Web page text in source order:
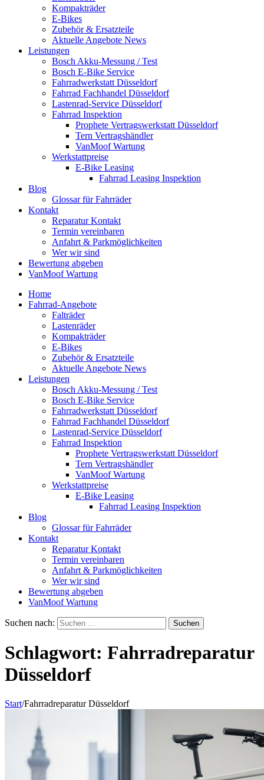
Kompakträder
E-Bikes
Zubehör & Ersatzteile
Aktuelle Angebote News
Leistungen
Bosch Akku-Messung / Test
Bosch E-Bike Service
Fahrradwerkstatt Düsseldorf
Fahrrad Fachhandel Düsseldorf
Lastenrad-Service Düsseldorf
Fahrrad Inspektion
Prophete Vertragswerkstatt Düsseldorf
Tern Vertragshändler
VanMoof Wartung
Werkstattpreise
E-Bike Leasing
Fahrrad Leasing Inspektion
Blog
Glossar für Fahrräder
Kontakt
Reparatur Kontakt
Termin vereinbaren
Anfahrt & Parkmöglichkeiten
Wer wir sind
Bewertung abgeben
VanMoof Wartung
Home
Fahrrad-Angebote
Falträder
Lastenräder
Kompakträder
E-Bikes
Zubehör & Ersatzteile
Aktuelle Angebote News
Leistungen
Bosch Akku-Messung / Test
Bosch E-Bike Service
Fahrradwerkstatt Düsseldorf
Fahrrad Fachhandel Düsseldorf
Lastenrad-Service Düsseldorf
Fahrrad Inspektion
Prophete Vertragswerkstatt Düsseldorf
Tern Vertragshändler
VanMoof Wartung
Werkstattpreise
E-Bike Leasing
Fahrrad Leasing Inspektion
Blog
Glossar für Fahrräder
Kontakt
Reparatur Kontakt
Termin vereinbaren
Anfahrt & Parkmöglichkeiten
Wer wir sind
Bewertung abgeben
VanMoof Wartung
Suchen nach:
Schlagwort: Fahrradreparatur
Düsseldorf
Start/Fahrradreparatur Düsseldorf